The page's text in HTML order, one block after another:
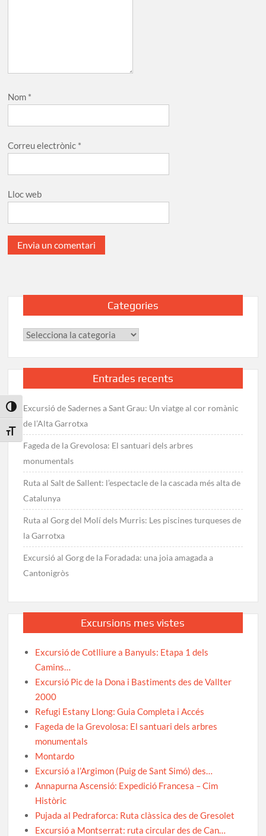
Toggle High Contrast
Toggle Font size
Nom *
Correu electrònic *
Lloc web
Categories
Categories
Entrades recents
Excursió de Sadernes a Sant Grau: Un viatge al cor romànic
de l’Alta Garrotxa
Fageda de la Grevolosa: El santuari dels arbres
monumentals
Ruta al Salt de Sallent: l’espectacle de la cascada més alta de
Catalunya
Ruta al Gorg del Molí dels Murris: Les piscines turqueses de
la Garrotxa
Excursió al Gorg de la Foradada: una joia amagada a
Cantonigròs
Excursions mes vistes
Excursió de Cotlliure a Banyuls: Etapa 1 dels
Camins…
Excursió Pic de la Dona i Bastiments des de Vallter
2000
Refugi Estany Llong: Guia Completa i Accés
Fageda de la Grevolosa: El santuari dels arbres
monumentals
Montardo
Excursió a l’Argimon (Puig de Sant Simó) des…
Annapurna Ascensió: Expedició Francesa – Cim
Històric
Pujada al Pedraforca: Ruta clàssica des de Gresolet
Excursió a Montserrat: ruta circular des de Can…